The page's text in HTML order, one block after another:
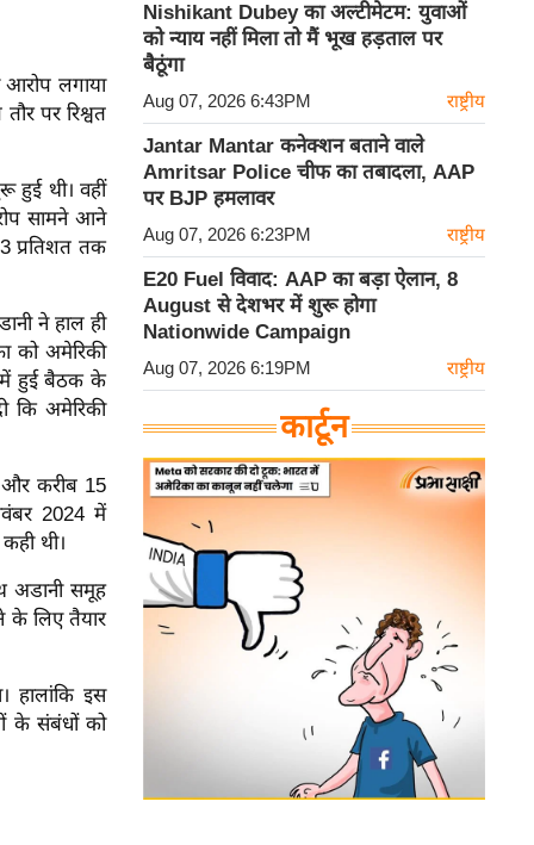
लगाया
पर रिश्वत
हुई थी। वहीं
सामने आने
प्रतिशत तक
ने हाल ही
को अमेरिकी
में हुई बैठक के
कि अमेरिकी
और करीब 15
2024 में
थी।
अडानी समूह
के लिए तैयार
हालांकि इस
के संबंधों को
Nishikant Dubey का अल्टीमेटम: युवाओं
को न्याय नहीं मिला तो मैं भूख हड़ताल पर
बैठूंगा
Aug 07, 2026 6:43PM राष्ट्रीय
Jantar Mantar कनेक्शन बताने वाले
Amritsar Police चीफ का तबादला, AAP
पर BJP हमलावर
Aug 07, 2026 6:23PM राष्ट्रीय
E20 Fuel विवाद: AAP का बड़ा ऐलान, 8
August से देशभर में शुरू होगा
Nationwide Campaign
Aug 07, 2026 6:19PM राष्ट्रीय
कार्टून